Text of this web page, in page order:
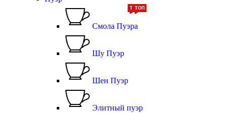
Смола Пуэра
ТОП
Шу Пуэр
Шен Пуэр
Элитный пуэр
ТОП